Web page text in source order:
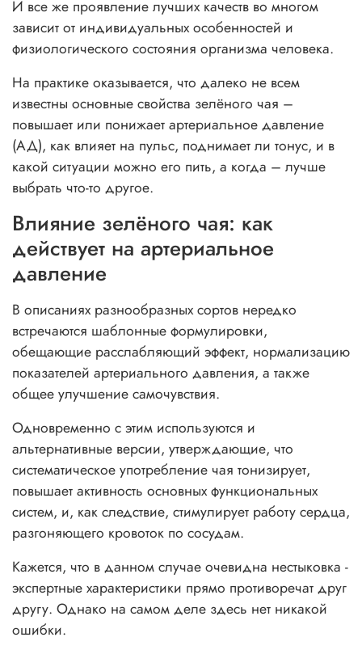
И все же проявление лучших качеств во многом
зависит от индивидуальных особенностей и
физиологического состояния организма человека.
На практике оказывается, что далеко не всем
известны основные свойства зелёного чая –
повышает или понижает артериальное давление
(АД), как влияет на пульс, поднимает ли тонус, и в
какой ситуации можно его пить, а когда – лучше
выбрать что-то другое.
Влияние зелёного чая: как
действует на артериальное
давление
В описаниях разнообразных сортов нередко
встречаются шаблонные формулировки,
обещающие расслабляющий эффект, нормализацию
показателей артериального давления, а также
общее улучшение самочувствия.
Одновременно с этим используются и
альтернативные версии, утверждающие, что
систематическое употребление чая тонизирует,
повышает активность основных функциональных
систем, и, как следствие, стимулирует работу сердца,
разгоняющего кровоток по сосудам.
Кажется, что в данном случае очевидна нестыковка -
экспертные характеристики прямо противоречат друг
другу. Однако на самом деле здесь нет никакой
ошибки.